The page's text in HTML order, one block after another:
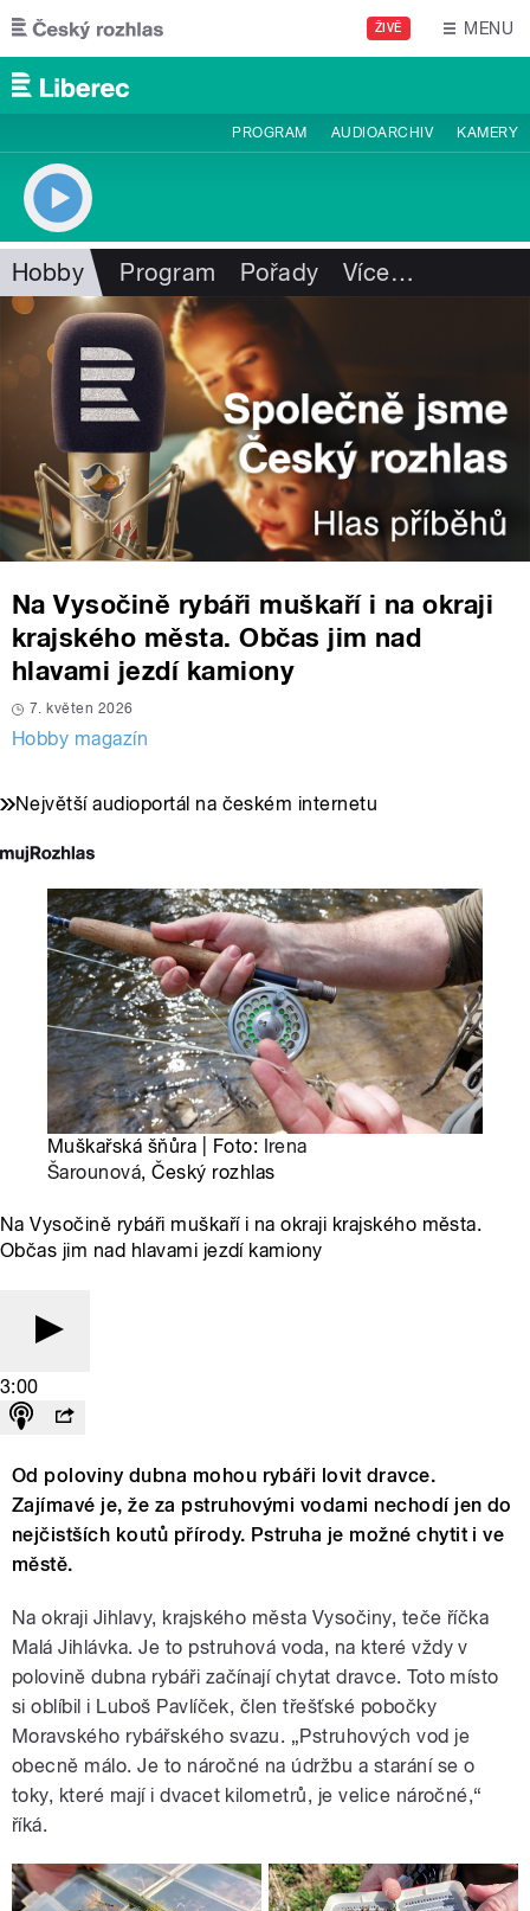
Přejít k hlavnímu obsahu
ŽIVĚ MENU
PROGRAM AUDIOARCHIV KAMERY
Hobby Program Pořady Více…
Na Vysočině rybáři muškaří i na okraji
krajského města. Občas jim nad
hlavami jezdí kamiony
7. květen 2026
Hobby magazín
Největší audioportál na českém internetu
Muškařská šňůra | Foto: Irena
Šarounová, Český rozhlas
Na Vysočině rybáři muškaří i na okraji krajského města.
Občas jim nad hlavami jezdí kamiony
3:00
Od poloviny dubna mohou rybáři lovit dravce.
Zajímavé je, že za pstruhovými vodami nechodí jen do
nejčistších koutů přírody. Pstruha je možné chytit i ve
městě.
Na okraji Jihlavy, krajského města Vysočiny, teče říčka
Malá Jihlávka. Je to pstruhová voda, na které vždy v
polovině dubna rybáři začínají chytat dravce. Toto místo
si oblíbil i Luboš Pavlíček, člen třešťské pobočky
Moravského rybářského svazu. „Pstruhových vod je
obecně málo. Je to náročné na údržbu a starání se o
toky, které mají i dvacet kilometrů, je velice náročné,“
říká.